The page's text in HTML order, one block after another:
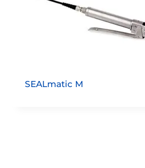
SEALmatic M